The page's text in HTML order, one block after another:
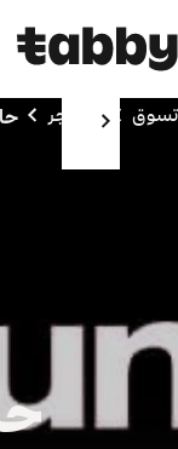
تسوق المتاجر